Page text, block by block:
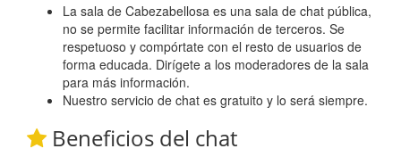
La sala de Cabezabellosa es una sala de chat pública,
no se permite facilitar información de terceros. Se
respetuoso y compórtate con el resto de usuarios de
forma educada. Dirígete a los moderadores de la sala
para más información.
Nuestro servicio de chat es gratuito y lo será siempre.
Beneficios del chat